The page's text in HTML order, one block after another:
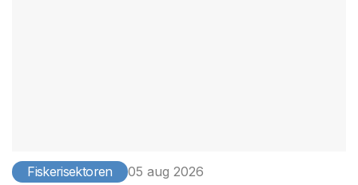
Fiskerisektoren 05 aug 2026